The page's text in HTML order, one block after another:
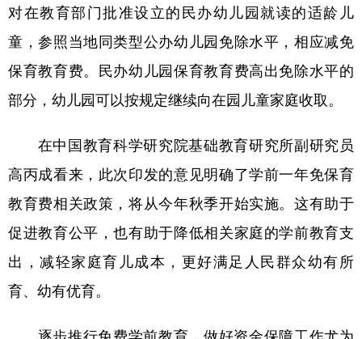
对在教育部门批准设立的民办幼儿园就读的适龄儿
童，参照当地同类型公办幼儿园免除水平，相应减免
保育教育费。民办幼儿园保育教育费高出免除水平的
部分，幼儿园可以按规定继续向在园儿童家庭收取。
在中国教育科学研究院基础教育研究所副研究员
高丙成看来，此次印发的意见明确了学前一年免保育
教育费相关政策，将从今年秋季开始实施。这有助于
促进教育公平，也有助于降低相关家庭的学前教育支
出，减轻家庭育儿成本，更好满足人民群众幼有所
育、幼有优育。
逐步推行免费学前教育，做好资金保障工作尤为